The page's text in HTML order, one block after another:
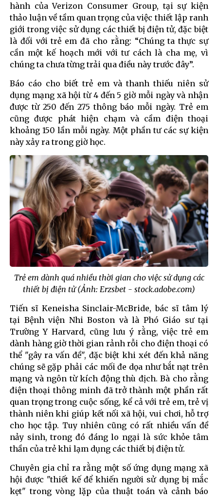
hành của Verizon Consumer Group, tại sự kiện
thảo luận về tầm quan trọng của việc thiết lập ranh
giới trong việc sử dụng các thiết bị điện tử, đặc biệt
là đối với trẻ em đã cho rằng: “Chúng ta thực sự
cần một kế hoạch mới với tư cách là cha mẹ, vì
chúng ta chưa từng trải qua điều này trước đây”.
Báo cáo cho biết trẻ em và thanh thiếu niên sử
dụng mạng xã hội từ 4 đến 5 giờ mỗi ngày và nhận
được từ 250 đến 275 thông báo mỗi ngày. Trẻ em
cũng được phát hiện chạm và cầm điện thoại
khoảng 150 lần mỗi ngày. Một phần tư các sự kiện
này xảy ra trong giờ học.
Trẻ em dành quá nhiều thời gian cho việc sử dụng các
thiết bị điện tử (Ảnh: Erzsbet - stock.adobe.com)
Tiến sĩ Keneisha Sinclair-McBride, bác sĩ tâm lý
tại Bệnh viện Nhi Boston và là Phó Giáo sư tại
Trường Y Harvard, cũng lưu ý rằng, việc trẻ em
dành hàng giờ thời gian rảnh rỗi cho điện thoại có
thể "gây ra vấn đề", đặc biệt khi xét đến khả năng
chúng sẽ gặp phải các mối đe dọa như bắt nạt trên
mạng và ngôn từ kích động thù địch. Bà cho rằng
điện thoại thông minh đã trở thành một phần rất
quan trọng trong cuộc sống, kể cả với trẻ em, trẻ vị
thành niên khi giúp kết nối xã hội, vui chơi, hỗ trợ
cho học tập. Tuy nhiên cũng có rất nhiều vấn đề
nảy sinh, trong đó đáng lo ngại là sức khỏe tâm
thần của trẻ khi lạm dụng các thiết bị điện tử.
Chuyên gia chỉ ra rằng một số ứng dụng mạng xã
hội được "thiết kế để khiến người sử dụng bị mắc
kẹt" trong vòng lặp của thuật toán và cảnh báo